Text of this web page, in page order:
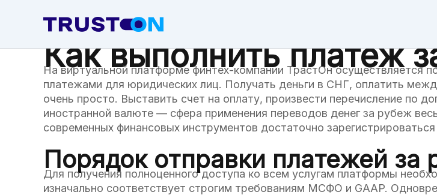
Как выполнить платеж
На виртуальной платформе финтех-компании ТрастОн осуществляется
платежами для юридических лиц. Получать деньги в СНГ, оплатить
очень просто. Выставить счет на оплату, произвести перечисление по
иностранной валюте — сфера применения переводов денег за рубеж
современных финансовых инструментов достаточно зарегистрироваться
Порядок отправки платежей за
Для получения полноценного доступа ко всем услугам платформы
изначально соответствует строгим требованиям МСФО и GAAP.